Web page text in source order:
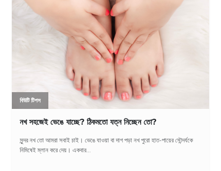
বিউটি টিপস
নখ সহজেই ভেঙে যাচ্ছে? ঠিকমতো যত্ন নিচ্ছেন তো?
সুন্দর নখ তো আমরা সবাই চাই। ভেঙে যাওয়া বা দাগ পড়া নখ পুরো হাত-পায়ের সৌন্দর্যকে
নিমিষেই ম্লান করে দেয়। একবার...